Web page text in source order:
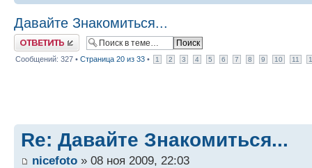
Давайте Знакомиться...
Ответить
Сообщений: 327 • Страница 20 из 33 • 1 2 3 4 5 6 7 8 9 10 11
Re: Давайте Знакомиться...
nicefoto » 08 ноя 2009, 22:03